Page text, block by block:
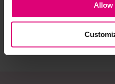
Allow